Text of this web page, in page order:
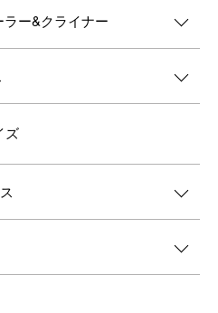
ー&クライナー
ズ